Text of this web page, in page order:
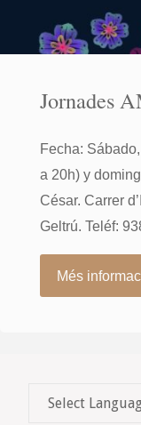
Jornades
Fecha:
a 20h) y
César. Carrer
Geltrú. Teléf:
Més